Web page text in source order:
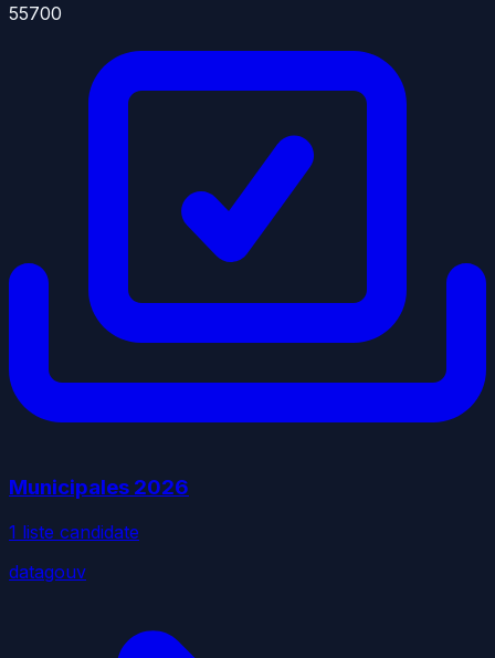
55700
Municipales 2026
1 liste candidate
datagouv